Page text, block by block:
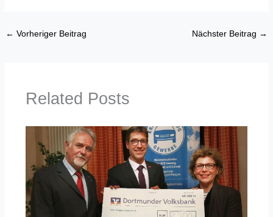
← Vorheriger Beitrag Nächster Beitrag →
Related Posts